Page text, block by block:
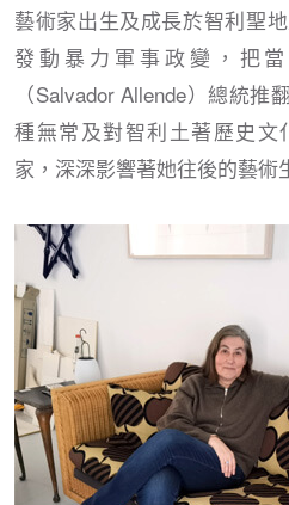
藝術家出生及成長於智利聖
發動暴力軍事政變，把
（Salvador Allende）總統
種無常及對智利土著歷史
家，深深影響著她往後的藝術